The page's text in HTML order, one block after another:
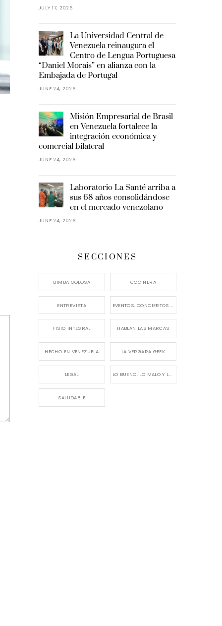
JULY 17, 2026
La Universidad Central de
Venezuela reinaugura el
Centro de Lengua Portuguesa
“Daniel Morais” en alianza con la
Embajada de Portugal
JUNE 24, 2026
Misión Empresarial de Brasil
en Venezuela fortalece la
integración económica y
comercial bilateral
JUNE 24, 2026
Laboratorio La Santé arriba a
sus 68 años consolidándose
en el mercado venezolano
JUNE 24, 2026
SECCIONES
BIMBA GOLOSA COCINERA
ENTREVISTA
FISIO INTEGRAL HABLAN LAS MARCAS
HECHO EN VENEZUELA LA VERGARA GEEK
LEGAL LO BUENO, LO MALO Y LO FEO
SALUDABLE